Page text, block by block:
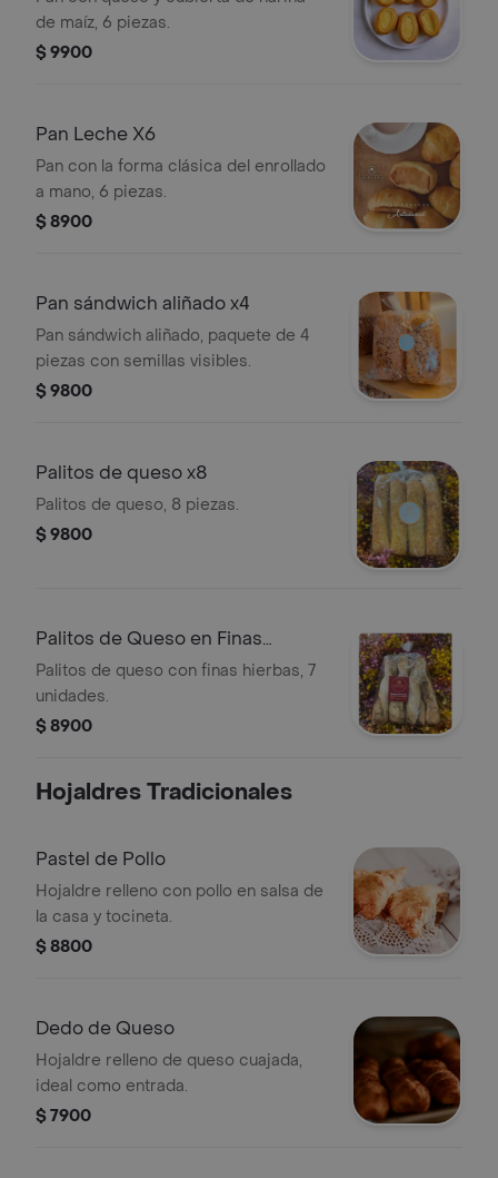
de maíz, 6 piezas.
$ 9900
Pan Leche X6
Pan con la forma clásica del enrollado
a mano, 6 piezas.
$ 8900
Pan sándwich aliñado x4
Pan sándwich aliñado, paquete de 4
piezas con semillas visibles.
$ 9800
Palitos de queso x8
Palitos de queso, 8 piezas.
$ 9800
Palitos de Queso en Finas
Hierbas
Palitos de queso con finas hierbas, 7
unidades.
$ 8900
Hojaldres Tradicionales
Pastel de Pollo
Hojaldre relleno con pollo en salsa de
la casa y tocineta.
$ 8800
Dedo de Queso
Hojaldre relleno de queso cuajada,
ideal como entrada.
$ 7900